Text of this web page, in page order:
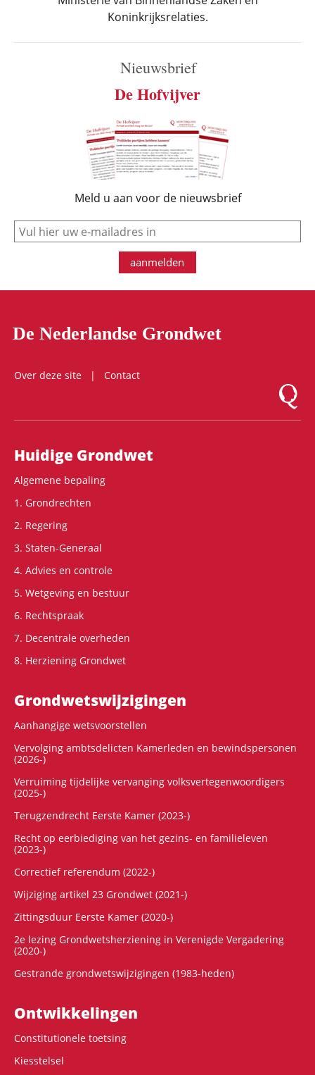
Koninkrijksrelaties.
Nieuwsbrief
De Hofvijver
Meld u aan voor de nieuwsbrief
e-mail
aanmelden
De Nederlandse Grondwet
Over deze site
Contact
Logo
Hoofdnavigatie
Huidige Grondwet
Algemene bepaling
1. Grondrechten
2. Regering
3. Staten-Generaal
4. Advies en controle
5. Wetgeving en bestuur
6. Rechtspraak
7. Decentrale overheden
8. Herziening Grondwet
Grondwets­wijzigingen
Aanhangige wetsvoorstellen
Vervolging ambtsdelicten Kamerleden en bewindspersonen
(2026-)
Verruiming tijdelijke vervanging volksvertegenwoordigers
(2025-)
Terugzendrecht Eerste Kamer (2023-)
Recht op eerbiediging van het gezins- en familieleven
(2023-)
Correctief referendum (2022-)
Wijziging artikel 23 Grondwet (2021-)
Zittingsduur Eerste Kamer (2020-)
2e lezing Grondwetsherziening in Verenigde Vergadering
(2020-)
Gestrande grondwetswijzigingen (1983-heden)
Ontwikke­lingen
Constitutionele toetsing
Kiesstelsel